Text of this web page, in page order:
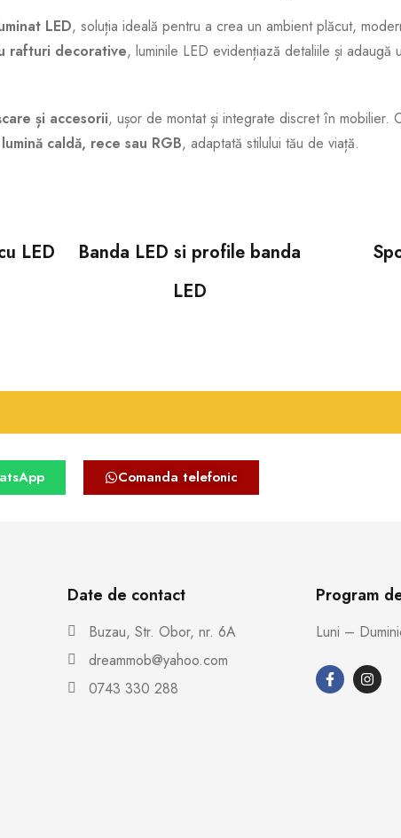
LED, soluția ideală pentru a crea un ambient plăcut,
rafturi decorative, luminile LED evidențiază detaliile și adaugă
și accesorii, ușor de montat și integrate discret în mobilier.
lumină caldă, rece sau RGB, adaptată stilului tău de viață.
LED
Banda LED si profile banda
LED
Comanda telefonic
Date de contact
Buzau, Str. Obor, nr. 6A
dreammob@yahoo.com
0743 330 288
Program
Luni –